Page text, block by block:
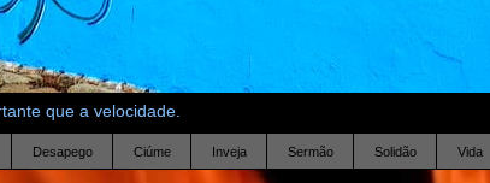
que a velocidade.
Desapego Ciúme Inveja Sermão Solidão Vida